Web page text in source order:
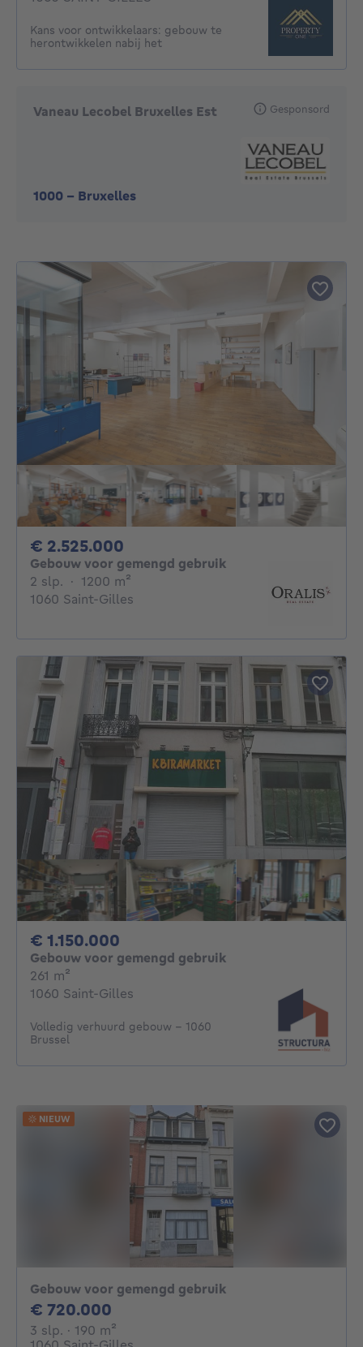
Kans voor ontwikkelaars: gebouw te
herontwikkelen nabij het
Vaneau Lecobel Bruxelles Est
1000 - Bruxelles
Gesponsord
€ 2.525.000
Gebouw voor gemengd gebruik
2 slp. 2 slaapkamers
· 1200 m²
1060 Saint-Gilles
€ 1.150.000
Gebouw voor gemengd gebruik
261 m²
1060 Saint-Gilles
Volledig verhuurd gebouw – 1060
Brussel
Gebouw voor gemengd gebruik
€ 720.000
3 slp. 3 slaapkamers
· 190 m²
NIEUW